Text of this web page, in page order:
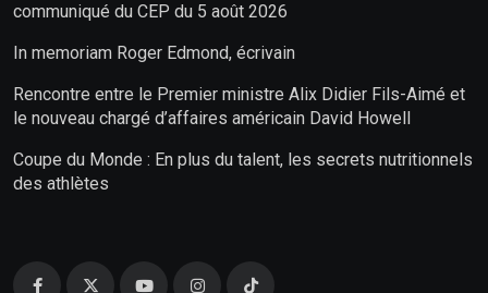
communiqué du CEP du 5 août 2026
In memoriam Roger Edmond, écrivain
Rencontre entre le Premier ministre Alix Didier Fils-Aimé et
le nouveau chargé d’affaires américain David Howell
Coupe du Monde : En plus du talent, les secrets nutritionnels
des athlètes